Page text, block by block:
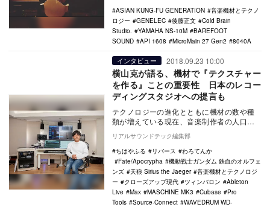
ASIAN KUNG-FU GENERATION
音楽機材とテクノ
ロジー
GENELEC 後藤正文
Cold Brain
Studio.
YAMAHA NS-10M
BAREFOOT
SOUND
API 1608 MicroMain 27 Gen2 8040A
インタビュー 2018.09.23 10:00
横山克が語る、機材で『テクスチャー
を作る』ことの重要性 日本のレコー
ディングスタジオへの提言も
テクノロジーの進化とともに機材の数や種
類が増えている現在、音楽制作者の人口も
DAWの普及によってさらに増加の一途を辿
っている。今…
リアルサウンドテック編集部
ちはやふる
リバース
わろてんか
Fate/Apocrypha
機動戦士ガンダム 鉄血のオルフェ
ンズ
天狼 Sirius the Jaeger
音楽機材とテクノロジ
ー
クローズアップ現代 ツィンバロン
Ableton
Live
Max MASCHINE MK3 Cubase
Pro
Tools
Source-Connect
WAVEDRUM WD-